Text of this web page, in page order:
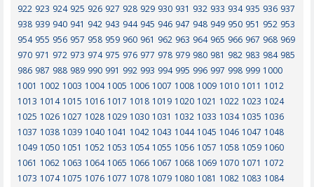
922 923 924 925 926 927 928 929 930 931 932 933 934 935 936 937
938 939 940 941 942 943 944 945 946 947 948 949 950 951 952 953
954 955 956 957 958 959 960 961 962 963 964 965 966 967 968 969
970 971 972 973 974 975 976 977 978 979 980 981 982 983 984 985
986 987 988 989 990 991 992 993 994 995 996 997 998 999 1000
1001 1002 1003 1004 1005 1006 1007 1008 1009 1010 1011 1012
1013 1014 1015 1016 1017 1018 1019 1020 1021 1022 1023 1024
1025 1026 1027 1028 1029 1030 1031 1032 1033 1034 1035 1036
1037 1038 1039 1040 1041 1042 1043 1044 1045 1046 1047 1048
1049 1050 1051 1052 1053 1054 1055 1056 1057 1058 1059 1060
1061 1062 1063 1064 1065 1066 1067 1068 1069 1070 1071 1072
1073 1074 1075 1076 1077 1078 1079 1080 1081 1082 1083 1084